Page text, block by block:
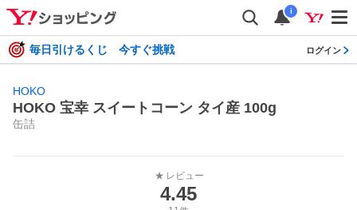
i
毎日引けるくじ 今すぐ挑戦 ログイン
HOKO
HOKO 宝幸 スイートコーン タイ産 100g
缶詰
★ レビュー
4.45